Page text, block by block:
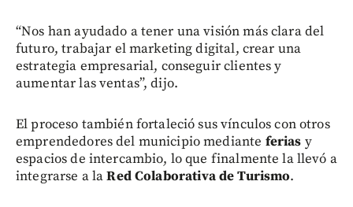
“Nos han ayudado a tener una visión más clara del
futuro, trabajar el marketing digital, crear una
estrategia empresarial, conseguir clientes y
aumentar las ventas”, dijo.
El proceso también fortaleció sus vínculos con otros
emprendedores del municipio mediante ferias y
espacios de intercambio, lo que finalmente la llevó a
integrarse a laRed Colaborativa de Turismo.